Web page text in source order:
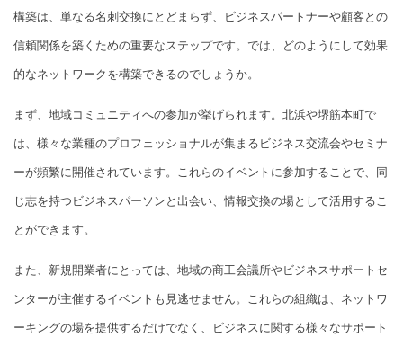
構築は、単なる名刺交換にとどまらず、ビジネスパートナーや顧客との
信頼関係を築くための重要なステップです。では、どのようにして効果
的なネットワークを構築できるのでしょうか。
まず、地域コミュニティへの参加が挙げられます。北浜や堺筋本町で
は、様々な業種のプロフェッショナルが集まるビジネス交流会やセミナ
ーが頻繁に開催されています。これらのイベントに参加することで、同
じ志を持つビジネスパーソンと出会い、情報交換の場として活用するこ
とができます。
また、新規開業者にとっては、地域の商工会議所やビジネスサポートセ
ンターが主催するイベントも見逃せません。これらの組織は、ネットワ
ーキングの場を提供するだけでなく、ビジネスに関する様々なサポート